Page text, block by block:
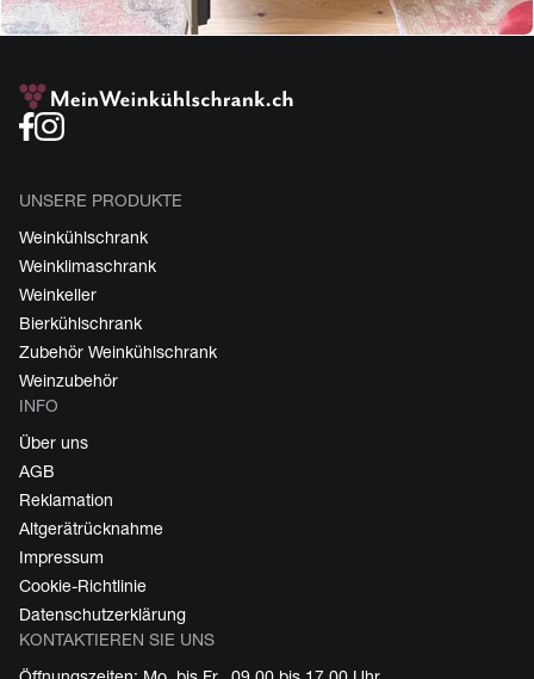
UNSERE PRODUKTE
Weinkühlschrank
Weinklimaschrank
Weinkeller
Bierkühlschrank
Zubehör Weinkühlschrank
Weinzubehör
INFO
Über uns
AGB
Reklamation
Altgerätrücknahme
Impressum
Cookie-Richtlinie
Datenschutzerklärung
KONTAKTIEREN SIE UNS